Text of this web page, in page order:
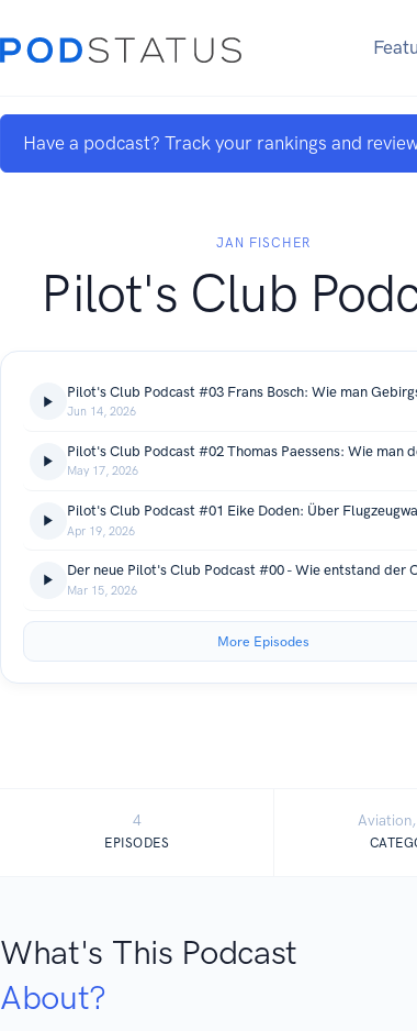
Have a podcast? Track your rankings and
JAN FISCHER
Pilot's Club
Jun 14, 2026
May 17, 2026
Apr 19, 2026
Mar 15, 2026
More Episodes
4
EPISODES
What's This Podcast
About?